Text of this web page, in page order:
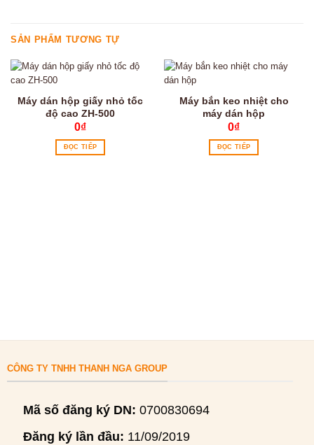
SẢN PHẨM TƯƠNG TỰ
Máy dán hộp giấy nhỏ tốc
độ cao ZH-500
0₫
ĐỌC TIẾP
Máy bắn keo nhiệt cho
máy dán hộp
0₫
ĐỌC TIẾP
CÔNG TY TNHH THANH NGA GROUP
Mã số đăng ký DN: 0700830694
Đăng ký lần đầu: 11/09/2019